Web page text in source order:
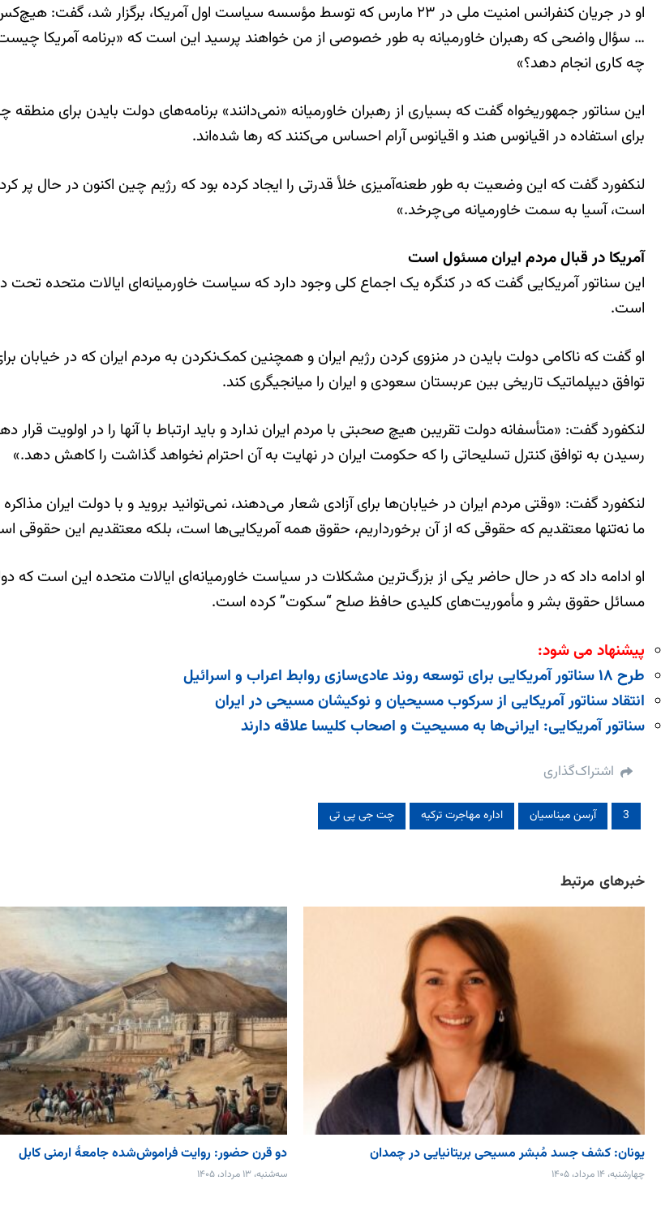
او در جریان کنفرانس امنیت ملی در ۲۳ مارس که توسط مؤسسه سیاست اول آمریکا،
… سؤال واضحی که رهبران خاورمیانه به طور خصوصی از من خواهند پرسید این است که «برنامه آمریکا
چه کاری انجام دهد؟»
این سناتور جمهوری‏خواه گفت که بسیاری از رهبران خاورمیانه «نمی‌دانند» برنامه‌های دولت بایدن برای
برای استفاده در اقیانوس هند و اقیانوس آرام احساس می‌کنند که رها شده‌اند.
لنکفورد گفت که این وضعیت به طور طعنه‌آمیزی خلأ قدرتی را ایجاد کرده بود که رژیم چین اکنون در حال
است، آسیا به سمت خاورمیانه می‌چرخد.»
آمریکا در قبال مردم ایران مسئول است
این سناتور آمریکایی گفت که در کنگره یک اجماع کلی وجود دارد که سیاست خاورمیانه‌ای ایالات متحده
است.
او گفت که ناکامی دولت بایدن در منزوی کردن رژیم ایران و همچنین کمک‌نکردن به مردم ایران که در خیابان
توافق دیپلماتیک تاریخی بین عربستان سعودی و ایران را میانجیگری کند.
لنکفورد گفت: «متأسفانه دولت تقریبن هیچ صحبتی با مردم ایران ندارد و باید ارتباط با آنها را در اولویت
رسیدن به توافق کنترل تسلیحاتی را که حکومت ایران در نهایت به آن احترام نخواهد گذاشت را کاهش دهد.»
لنکفورد گفت: «وقتی مردم ایران در خیابان‌ها برای آزادی شعار می‌دهند، نمی‌توانید بروید و با دولت ایران
ما نه‌تنها معتقدیم که حقوقی که از آن برخورداریم، حقوق همه آمریکایی‌ها است، بلکه معتقدیم این
او ادامه داد که در حال حاضر یکی از بزرگ‌ترین مشکلات در سیاست خاورمیانه‌ای ایالات متحده این است که
مسائل حقوق بشر و مأموریت‌های کلیدی حافظ صلح “سکوت” کرده است.
پیشنهاد می شود:
طرح ۱۸ سناتور آمریکایی برای توسعه روند عادی‌سازی روابط اعراب و اسرائیل
انتقاد سناتور آمریکایی از سرکوب مسیحیان و نوکیشان مسیحی در ایران
سناتور آمریکایی: ایرانی‌ها به مسیحیت و اصحاب کلیسا علاقه دارند
اشتراک‌گذاری
3 آرسن میناسیان اداره مهاجرت ترکیه چت جی پی تی
خبرهای مرتبط
یونان: کشف جسد مُبشر مسیحی بریتانیایی در چمدان
چهارشنبه، ۱۴ مرداد، ۱۴۰۵
دو قرن حضور: روایت فراموش‌شده جامعۀ ارمنی کابل
سه‌شنبه، ۱۳ مرداد، ۱۴۰۵